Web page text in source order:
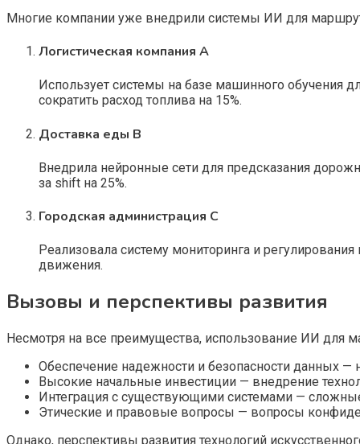
Многие компании уже внедрили системы ИИ для
Логистическая компания A
Использует системы на базе машинного обучения
сократить расход топлива на 15%.
Доставка еды B
Внедрила нейронные сети для предсказания
за shift на 25%.
Городская администрация C
Реализовала систему мониторинга и
движения.
Вызовы и перспективы развития
Несмотря на все преимущества, использование ИИ для
Обеспечение надежности и безопасности данных
Высокие начальные инвестиции — внедрение
Интеграция с существующими системами —
Этические и правовые вопросы — вопросы
Однако, перспективы развития технологий